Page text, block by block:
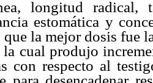
longitud radical,
estomática y
que la mejor dosis fue
la cual produjo
con respecto al